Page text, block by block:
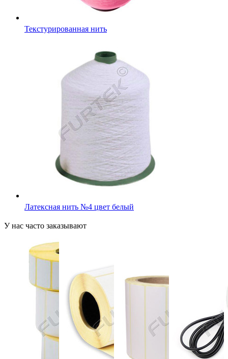
Текстурированная нить
Латексная нить №4 цвет белый
У нас часто заказывают